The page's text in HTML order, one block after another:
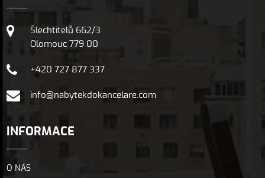
Šlechtitelů 662/3
Olomouc 779 00
+420 727 877 337
info@nabytekdokancelare.com
INFORMACE
O NÁS